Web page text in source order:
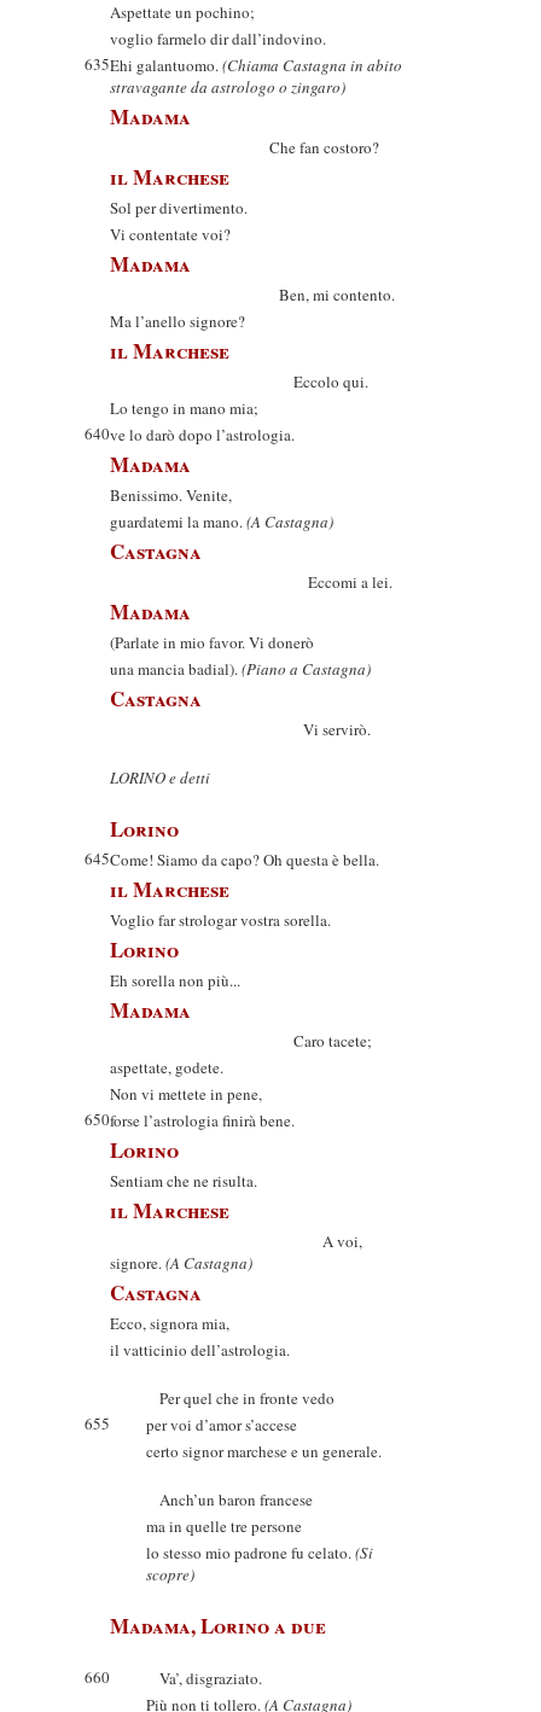
Aspettate un pochino;
voglio farmelo dir dall’indovino.
635Ehi galantuomo.(Chiama Castagna in abito
stravagante da astrologo o zingaro)
Madama
Che fan costoro?
il Marchese
Sol per divertimento.
Vi contentate voi?
Madama
Ben, mi contento.
Ma l’anello signore?
il Marchese
Eccolo qui.
Lo tengo in mano mia;
640ve lo darò dopo l’astrologia.
Madama
Benissimo. Venite,
guardatemi la mano.(A Castagna)
Castagna
Eccomi a lei.
Madama
(Parlate in mio favor. Vi donerò
una mancia badial).(Piano a Castagna)
Castagna
Vi servirò.
LORINO e detti
Lorino
645Come! Siamo da capo? Oh questa è bella.
il Marchese
Voglio far strologar vostra sorella.
Lorino
Eh sorella non più...
Madama
Caro tacete;
aspettate, godete.
Non vi mettete in pene,
650forse l’astrologia finirà bene.
Lorino
Sentiam che ne risulta.
il Marchese
A voi,
signore.(A Castagna)
Castagna
Ecco, signora mia,
il vatticinio dell’astrologia.
Per quel che in fronte vedo
655
per voi d’amor s’accese
certo signor marchese e un generale.
Anch’un baron francese
ma in quelle tre persone
lo stesso mio padrone fu celato.(Si
scopre)
Madama, Lorino a due
660
Va’, disgraziato.
Più non ti tollero.(A Castagna)